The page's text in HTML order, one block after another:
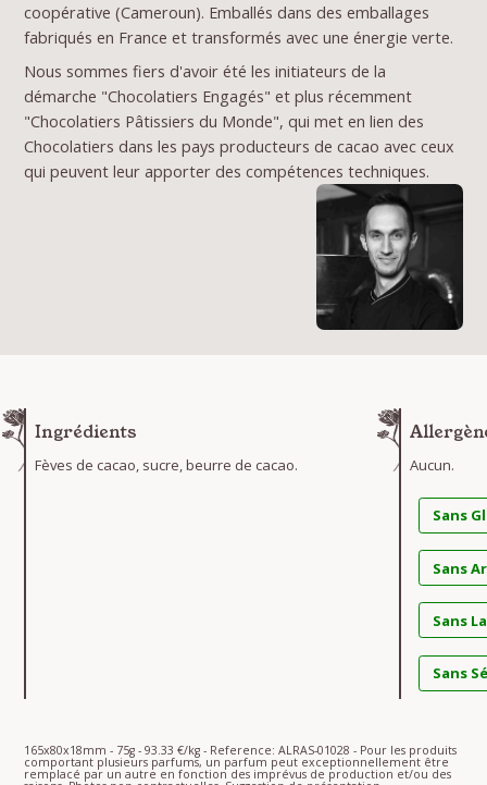
coopérative (Cameroun). Emballés dans des emballages
fabriqués en France et transformés avec une énergie verte.
Nous sommes fiers d'avoir été les initiateurs de la
démarche "Chocolatiers Engagés" et plus récemment
"Chocolatiers Pâtissiers du Monde", qui met en lien des
Chocolatiers dans les pays producteurs de cacao avec ceux
qui peuvent leur apporter des compétences techniques.
Ingrédients
Fèves de cacao, sucre, beurre de cacao. Aucun.
Sans
Sans
Sans
Sans
165x80x18mm - 75g - 93.33 €/kg - Reference: ALRAS-01028 - Pour les produits
comportant plusieurs parfums, un parfum peut exceptionnellement être
remplacé par un autre en fonction des imprévus de production et/ou des